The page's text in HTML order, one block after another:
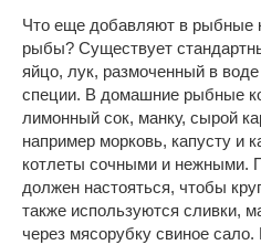
Что еще добавляют в рыбные
рыбы? Существует
яйцо, лук, размоченный в
специи. В домашние рыбные
лимонный сок, манку, сырой
например морковь, капусту и
котлеты сочными и нежными.
должен настояться, чтобы
также используются сливки,
через мясорубку свиное